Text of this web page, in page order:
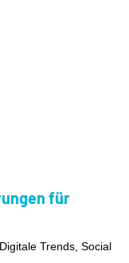
für
Digitale Trends Social